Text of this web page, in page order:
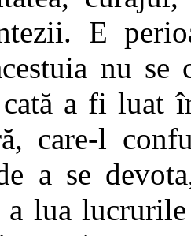
E
nu
a fi luat
care-l
a se
a lua